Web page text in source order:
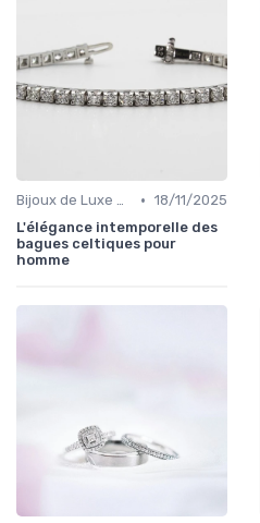
Bijoux de Luxe pour Hommes • 18/11/2025
L'élégance intemporelle des
bagues celtiques pour
homme